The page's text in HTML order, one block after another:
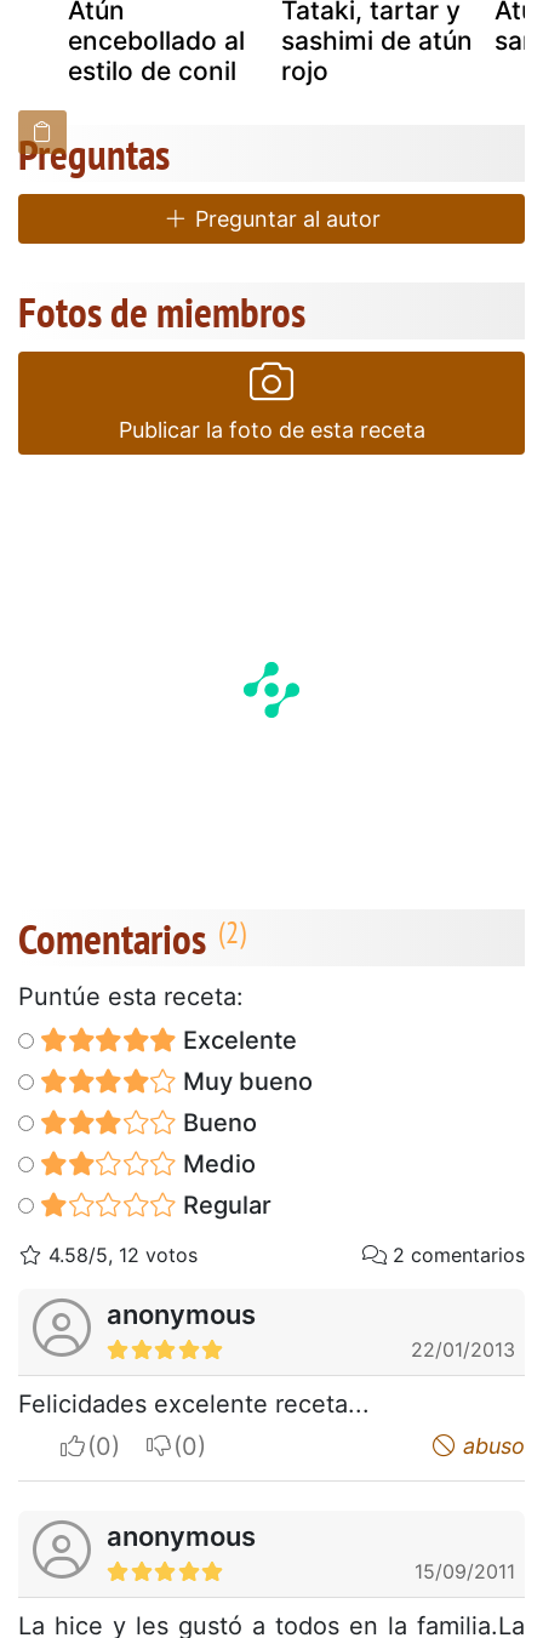
Atún
encebollado al
estilo de conil
Tataki, tartar y
sashimi de atún
rojo
Preguntas
Preguntar al autor
Fotos de miembros
Publicar la foto de esta receta
Comentarios
Puntúe esta receta:
Excelente
Muy bueno
Bueno
Medio
Regular
4.58/5, 12 votos 2 comentarios
anonymous
22/01/2013
Felicidades excelente receta...
I apreciateI do not appreciate abuso
anonymous
15/09/2011
La hice y les gustó a todos en la familia.La